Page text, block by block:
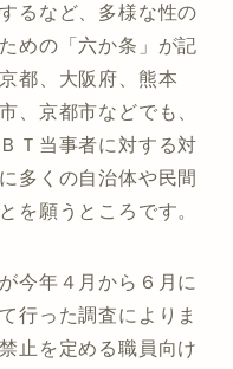
るなど、多様な性の
めの「六か条」が記
都、大阪府、熊本
、京都市などでも、
Ｔ当事者に対する対
多くの自治体や民間
を願うところです。
今年４月から６月に
行った調査によりま
止を定める職員向け